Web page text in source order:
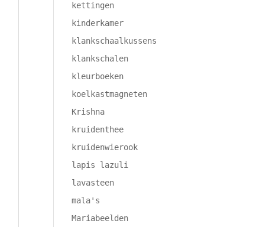
kettingen
kinderkamer
klankschaalkussens
klankschalen
kleurboeken
koelkastmagneten
Krishna
kruidenthee
kruidenwierook
lapis lazuli
lavasteen
mala's
Mariabeelden